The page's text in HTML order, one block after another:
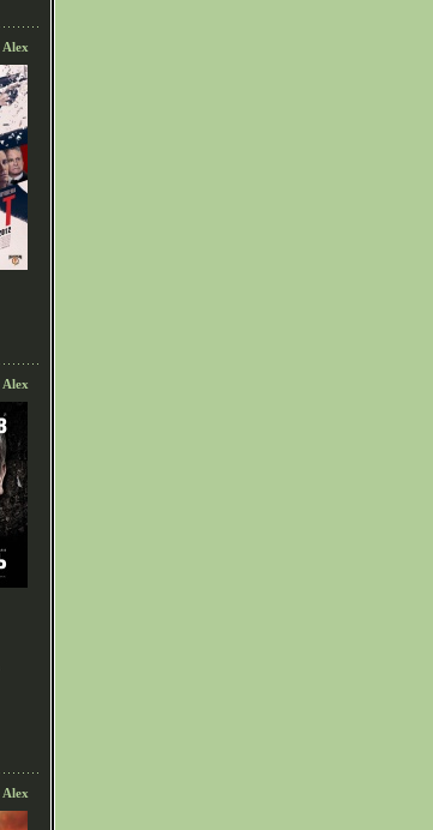
Alex
Alex
Alex